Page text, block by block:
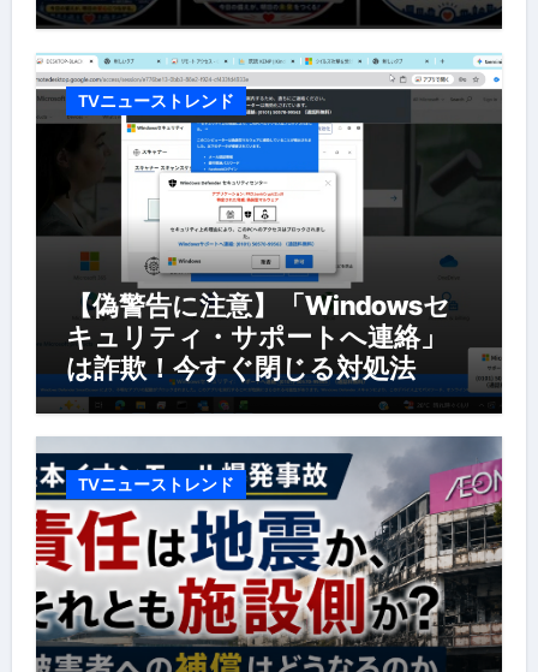
TVニューストレンド
【偽警告に注意】「Windowsセ
キュリティ・サポートへ連絡」
は詐欺！今すぐ閉じる対処法
TVニューストレンド